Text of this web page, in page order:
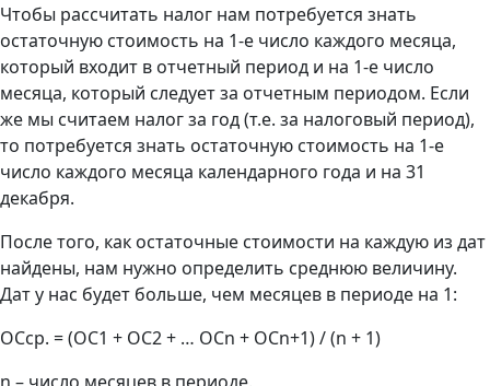
Чтобы рассчитать налог нам потребуется знать
остаточную стоимость на 1-е число каждого месяца,
который входит в отчетный период и на 1-е число
месяца, который следует за отчетным периодом. Если
же мы считаем налог за год (т.е. за налоговый период),
то потребуется знать остаточную стоимость на 1-е
число каждого месяца календарного года и на 31
декабря.
После того, как остаточные стоимости на каждую из дат
найдены, нам нужно определить среднюю величину.
Дат у нас будет больше, чем месяцев в периоде на 1:
ОСср. = (ОС1 + ОС2 + … ОСn + ОСn+1) / (n + 1)